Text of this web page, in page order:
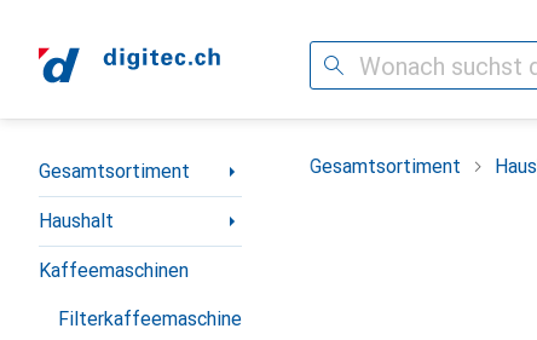
Suche
Navigation nach Kategorien
Gesamtsortiment
Haushalt
Kaffeemaschinen
Filterkaffeemaschine
Gesamtsortiment